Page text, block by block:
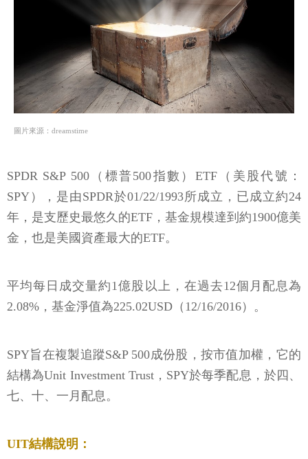
圖片來源：dreamstime
SPDR S&P 500（標普500指數）ETF（美股代號：
SPY），是由SPDR於01/22/1993所成立，已成立約24
年，是支歷史最悠久的ETF，基金規模達到約1900億美
金，也是美國資產最大的ETF。
平均每日成交量約1億股以上，在過去12個月配息為
2.08%，基金淨值為225.02USD（12/16/2016）。
SPY旨在複製追蹤S&P 500成份股，按市值加權，它的
結構為Unit Investment Trust，SPY於每季配息，於四、
七、十、一月配息。
UIT結構說明：